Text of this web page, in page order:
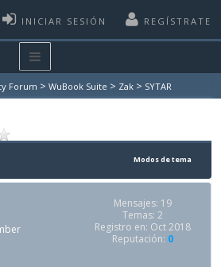
INICIAR SESIÓN REGÍSTRATE
Forum > WuBook Suite > Zak > SYTAR
Modos de tema
Mensajes: 19
Temas: 2
Registro en: Oct 2018
Reputación: 0